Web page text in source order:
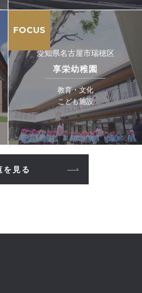
FOCUS
愛知県名古屋市瑞穂区
享栄幼稚園
教育・文化
こども施設
を見る